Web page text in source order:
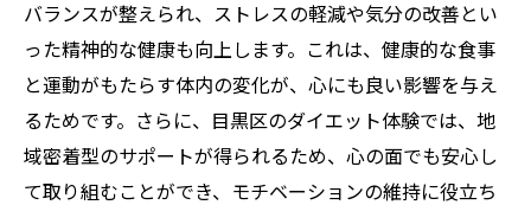
目黒区でのダイエットにおける地元の力
ダイエットがもたらす美の新たな発見
目黒区での健康づくりとその影響
バランスが整えられ、ストレスの軽減や気分の改善とい
った精神的な健康も向上します。これは、健康的な食事
と運動がもたらす体内の変化が、心にも良い影響を与え
るためです。さらに、目黒区のダイエット体験では、地
域密着型のサポートが得られるため、心の面でも安心し
て取り組むことができ、モチベーションの維持に役立ち